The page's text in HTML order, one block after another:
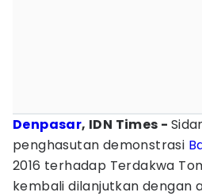
Denpasar, IDN Times -
penghasutan demonstrasi
2016 terhadap Terdakwa
kembali dilanjutkan dengan